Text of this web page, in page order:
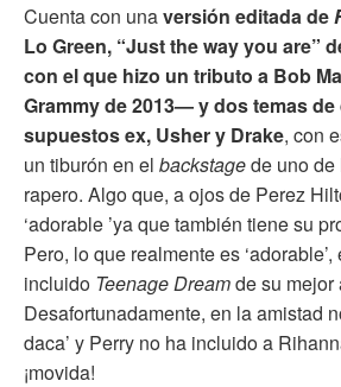
Cuenta con unaversión editada de
Lo Green, “Just the way you are”
con el que hizo un tributo a Bob
Grammy de 2013— y dos temas
supuestos ex, Usher y Drake, con
un tiburón en el backstagede uno
rapero. Algo que, a ojos de Perez
‘adorable ’ya que también tiene su
Pero, lo que realmente es
incluido Teenage Dreamde su mejor
Desafortunadamente, en la amistad
daca’ y Perry no ha incluido a
¡movida!